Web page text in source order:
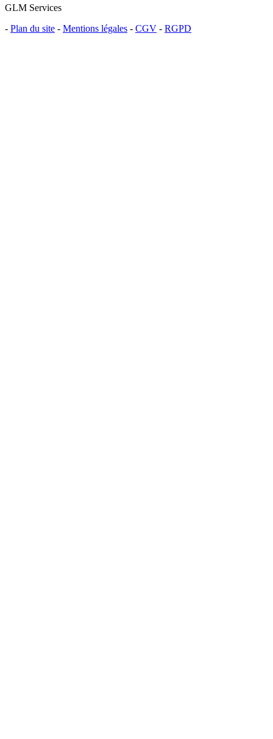
GLM Services
- Plan du site - Mentions légales - CGV - RGPD